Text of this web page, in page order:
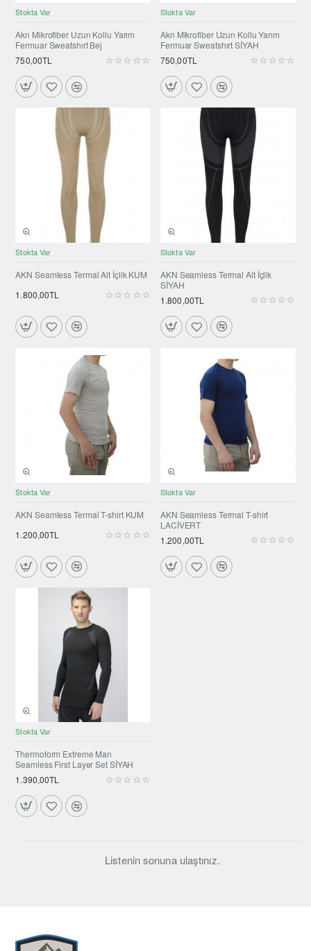
Stokta Var
Akn Mikrofiber Uzun Kollu Yarım
Fermuar Sweatshırt Bej
750,00TL
Selling fast
Stokta Var
Akn Mikrofiber Uzun Kollu Yarım
Fermuar Sweatshırt SİYAH
750,00TL
Stokta Var
AKN Seamless Termal Alt İçlik KUM
1.800,00TL
Stokta Var
AKN Seamless Termal Alt İçlik
SİYAH
1.800,00TL
Stokta Var
AKN Seamless Termal T-shirt KUM
1.200,00TL
Stokta Var
AKN Seamless Termal T-shirt
LACİVERT
1.200,00TL
Stokta Var
Thermoform Extreme Man
Seamless First Layer Set SİYAH
1.390,00TL
Listenin sonuna ulaştınız.